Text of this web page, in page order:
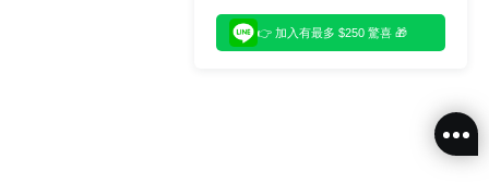
👉 加入有最多 $250 驚喜 🎁